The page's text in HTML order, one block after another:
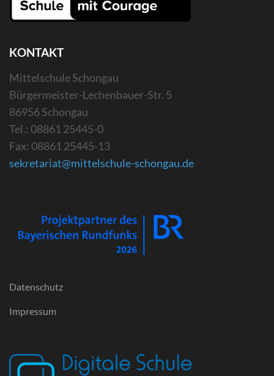
KONTAKT
Mittelschule Schongau
Bürgermeister-Lechenbauer-Str. 5
86956 Schongau
Tel.: 08861 25445-0
Fax: 08861 25445-13
sekretariat@mittelschule-schongau.de
Datenschutz
Impressum